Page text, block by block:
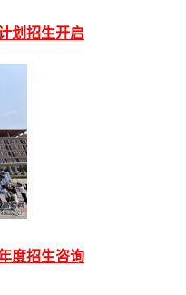
划招生开启
度招生咨询